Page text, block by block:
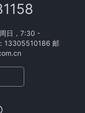
日，7:30 -
13305510186 邮